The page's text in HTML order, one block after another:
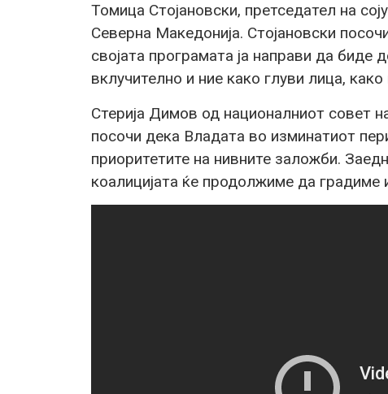
Томица Стојановски, претседател на
Северна Македонија. Стојановски
својата програмата ја направи да биде
вклучително и ние како глуви лица,
Стерија Димов од националниот совет
посочи дека Владата во изминатиот
приоритетите на нивните заложби.
коалицијата ќе продолжиме да градиме